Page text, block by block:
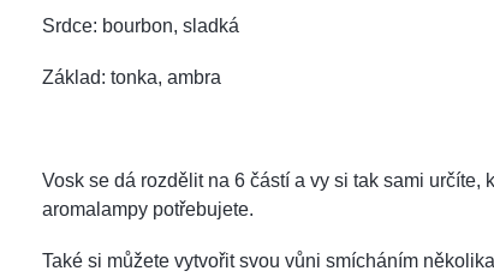
Srdce: bourbon, sladká
Základ: tonka, ambra
Vosk se dá rozdělit na 6 částí a vy si tak sami určíte,
aromalampy potřebujete.
Také si můžete vytvořit svou vůni smícháním